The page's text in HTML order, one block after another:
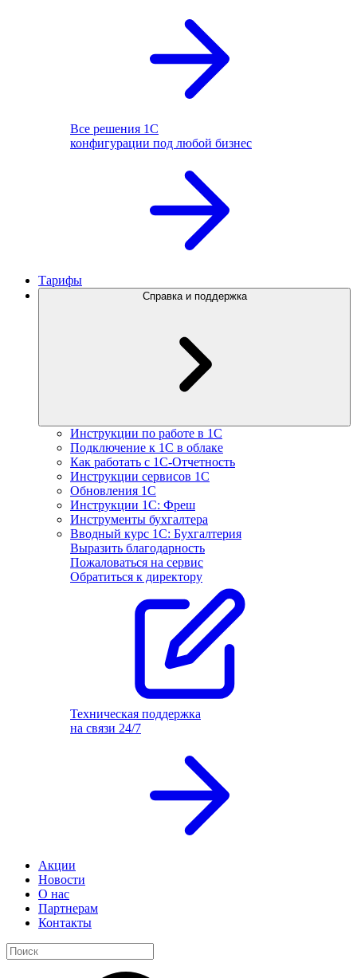
Все решения 1С
конфигурации под любой бизнес
Тарифы
Справка и поддержка
Инструкции по работе в 1С
Подключение к 1С в облаке
Как работать с 1С‑Отчетность
Инструкции сервисов 1С
Обновления 1С
Инструкции 1С: Фреш
Инструменты бухгалтера
Вводный курс 1С: Бухгалтерия
Выразить благодарность
Пожаловаться на сервис
Обратиться к директору
Техническая поддержка
на связи 24/7
Акции
Новости
О нас
Партнерам
Контакты